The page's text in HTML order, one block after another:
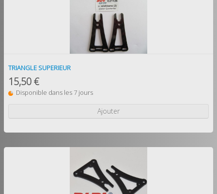
TRIANGLE SUPERIEUR
15,50 €
Disponible dans les 7 jours
Ajouter